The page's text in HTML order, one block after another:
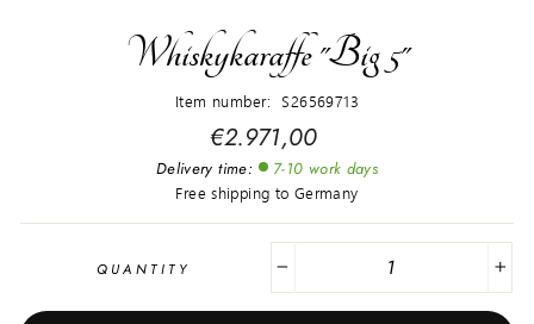
Whiskykaraffe "Big 5"
Item number: S26569713
Regular
price
€2.971,00
Delivery time: 7-10 work days
Free shipping to Germany
QUANTITY +